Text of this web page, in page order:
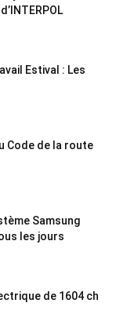
Estival : Les
Code de la route
Samsung
les jours
de 1604 ch